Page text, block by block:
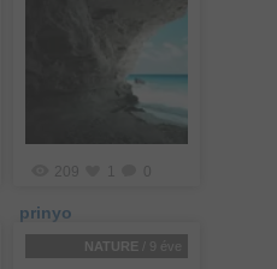
209
prinyo
NATURE